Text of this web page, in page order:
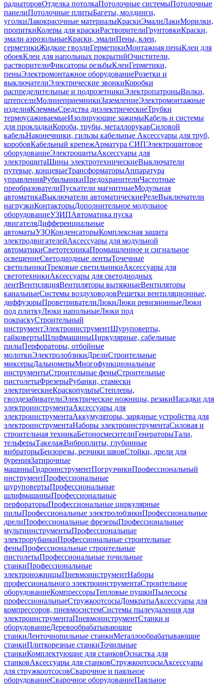
радиаторовОтделка потолкаПотолочные системыПотолочные
панелиПотолочные плитыБагеты, молдинги,
уголкиЛакокрасочные материалыКраскиЭмалиЛакиМорилки,
пропиткиКолеры для краскиРастворителиГрунтовкиКраски,
эмали аэрозольныеКраски, эмалиПены, клеи,
герметикиЖидкие гвоздиГерметикиМонтажная пенаКлеи для
обоевКлеи для напольных покрытийОчистители,
растворителиФиксаторы резьбыКлеиГерметики,
пеныЭлектромонтажное оборудованиеРозетки и
выключателиЭлектрические звонкиКоробки
распределительные и подрозетникиЭлектропатроныВилки,
штепселиМолниеприемникиЗаземлениеЭлектромонтажные
изделияКлеммыСредства диэлектрическиеТрубки
термоусаживаемыеИзолирующие зажимыКабель и системы
для прокладкиКороба, трубы, металлорукавСиловой
кабельНаконечники, гильзы кабельные Аксессуары для труб,
коробовКабельный крепежАрматура СИПЭлектрощитовое
оборудованиеЭлектрощитыАксессуары для
электрощитаШины электротехническиеВыключатели
путевые, концевыеТрансформаторыАппаратура
управленияРубильникиПредохранителиЧастотные
преобразователиПускатели магнитныеМодульная
автоматикаВыключатели автоматическиеРелеВыключатели
нагрузкиКонтакторыДополнительное модульное
оборудованиеУЗИПАвтоматика пуска
двигателяДифференциальные
автоматыУЗОКонденсаторыКомплексная защита
электродвигателейАксессуары для модульной
автоматикиСветотехникаПромышленное и сигнальное
освещениеСветодиодные лентыТочечные
светильникиТрековые светильникиАксессуары для
светотехникиАксессуары для светодиодных
лентВентиляцияВентиляторы вытяжныеВентиляторы
канальныеСистемы воздуховодовРешетки вентиляционные,
диффузорыПроветривателиЛюкиЛюки ревизионныеЛюки
под плиткуЛюки напольныеЛюки под
покраскуСтроительный
инструментЭлектроинструментШуруповерты,
гайковертыШлифмашиныЦиркулярные, сабельные
пилыПерфораторы, отбойные
молоткиЭлектролобзикиДрелиСтроительные
миксерыДальномерыМногофункциональные
инструментыСтроительные феныСтроительные
пистолетыФрезерыРубанки, стамески
электрическиеКраскопультыСтеплеры,
гвоздезабивателиЭлектрические ножницы, резакиНасадки для
электроинструментаАксессуары для
электроинструментаАккумуляторы, зарядные устройства для
электроинструментаНаборы электроинструментаСиловая и
строительная техникаБетоносмесителиГенераторыТали,
тельферыТакелажВиброплиты, глубинные
вибраторыБензорезы, резчики швовСтойки, дрели для
буренияЗатирочные
машиныГидроинструментПогрузчикиПрофессиональный
инструментПрофессиональные
шуруповертыПрофессиональные
шлифмашиныПрофессиональные
перфораторыПрофессиональные циркулярные
пилыПрофессиональные электролобзикиПрофессиональные
дрелиПрофессиональные фрезерыПрофессиональные
мультиинструментыПрофессиональные
электрорубанкиПрофессиональные строительные
феныПрофессиональные строительные
пистолетыПрофессиональные точильные
станкиПрофессиональные
электроножницыПневмоинструментНаборы
профессионального электроинструментаСтроительное
оборудованиеКомпрессорыТепловые пушкиПылесосы
профессиональныеСтружкоотсосыДомкратыАксессуары для
компрессоров, пневмосистемСистемы пылеудаления для
электроинструментаПневмоинструментСтанки и
оборудованиеДеревообрабатывающие
станкиЛенточнопильные станкиМеталлообрабатывающие
станкиПлиткорезные станкиТочильные
станкиКомплектующие для станковОснастка для
станковАксессуары для станковСтружкоотсосыАксессуары
для стружкоотсосовСварочное и паяльное
оборудованиеСварочное оборудованиеПаяльное